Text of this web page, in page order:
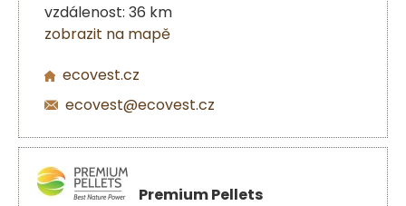
vzdálenost: 36 km
zobrazit na mapě
ecovest.cz
ecovest@ecovest.cz
Premium Pellets